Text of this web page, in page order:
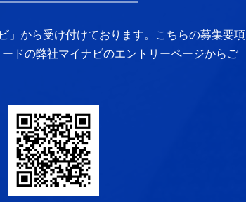
から受け付けております。 こちらの募集要項
ドの弊社マイナビのエントリーページからご